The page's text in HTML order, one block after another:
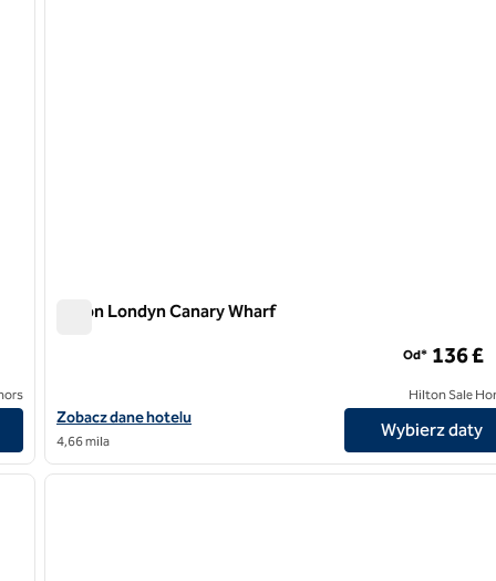
Hilton Londyn Canary Wharf
Zobacz szczegóły hotelu Hilton London Canary Wharf
Zobacz dane hotelu
4,66 mila
Od* 136 £
Hilton Sale
Wybierz daty
12
następny obraz
1
1 z 12